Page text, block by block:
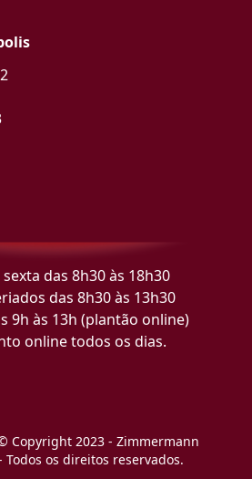
das 8h30 às 18h30
das 8h30 às 13h30
9h às 13h (plantão online)
online todos os dias.
© Copyright 2023 - Zimmermann
Todos os direitos reservados.